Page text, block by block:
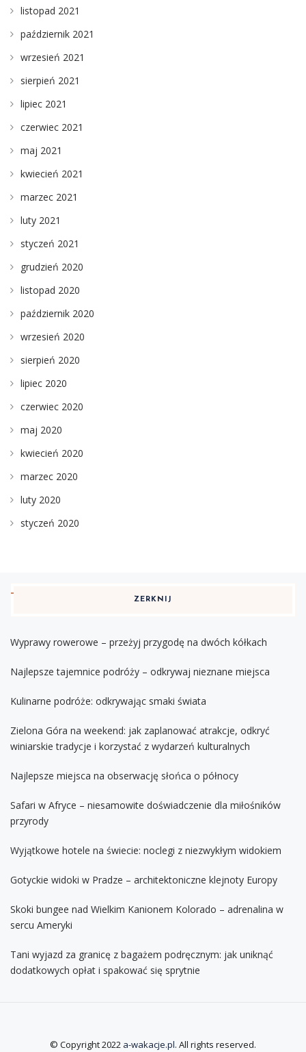
listopad 2021
październik 2021
wrzesień 2021
sierpień 2021
lipiec 2021
czerwiec 2021
maj 2021
kwiecień 2021
marzec 2021
luty 2021
styczeń 2021
grudzień 2020
listopad 2020
październik 2020
wrzesień 2020
sierpień 2020
lipiec 2020
czerwiec 2020
maj 2020
kwiecień 2020
marzec 2020
luty 2020
styczeń 2020
ZERKNIJ
Wyprawy rowerowe – przeżyj przygodę na dwóch kółkach
Najlepsze tajemnice podróży – odkrywaj nieznane miejsca
Kulinarne podróże: odkrywając smaki świata
Zielona Góra na weekend: jak zaplanować atrakcje, odkryć
winiarskie tradycje i korzystać z wydarzeń kulturalnych
Najlepsze miejsca na obserwację słońca o północy
Safari w Afryce – niesamowite doświadczenie dla miłośników
przyrody
Wyjątkowe hotele na świecie: noclegi z niezwykłym widokiem
Gotyckie widoki w Pradze – architektoniczne klejnoty Europy
Skoki bungee nad Wielkim Kanionem Kolorado – adrenalina w
sercu Ameryki
Tani wyjazd za granicę z bagażem podręcznym: jak uniknąć
dodatkowych opłat i spakować się sprytnie
© Copyright 2022 a-wakacje.pl. All rights reserved.